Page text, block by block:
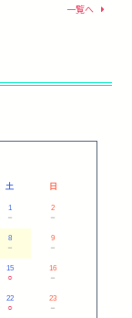
一覧へ
土 日
1
－
2
－
8
－
9
－
15
○
16
－
22
○
23
－